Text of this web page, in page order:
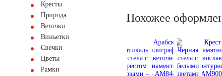
Кресты
Природа
Веточки
Виньетки
Свечки
Цветы
Рамки
Похожее